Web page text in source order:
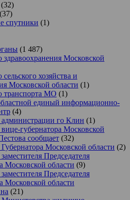
(32)
(37)
спутники (1)
(1 487)
здравоохранения Московской
хозяйства и
Московской области (1)
транспорта МО (1)
единый информационно-
(4)
го Клин (1)
губернатора Московской
сообщает (32)
Московской области (2)
Председателя
Московской области (9)
Председателя
Московской области
(21)